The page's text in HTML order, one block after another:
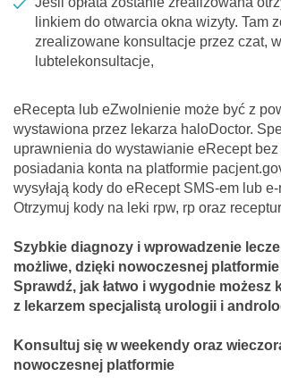
linkiem do otwarcia okna wizyty. Tam
zrealizowane konsultacje przez czat,
lubtelekonsultacje,
eRecepta lub eZwolnienie może być z
wystawiona przez lekarza haloDoctor.
uprawnienia do wystawianie eRecept
posiadania konta na platformie
wysyłają kody do eRecept SMS-em lub
Otrzymuj kody na leki rpw, rp oraz
Szybkie diagnozy i wprowadzenie
możliwe, dzięki nowoczesnej
Sprawdź, jak łatwo i wygodnie możesz
z lekarzem specjalistą urologii i
Konsultuj się w weekendy oraz
nowoczesnej platformie